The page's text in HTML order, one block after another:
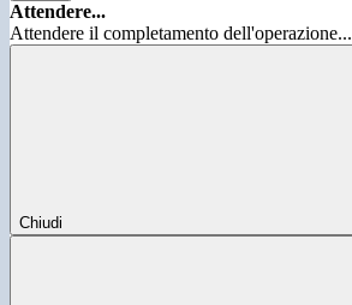
Attendere...
Attendere il completamento dell'operazione...
Chiudi